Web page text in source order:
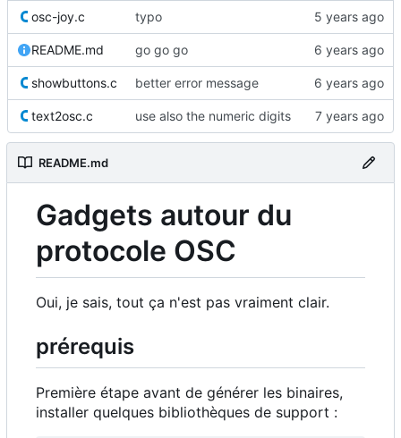
osc-joy.c typo
README.md go go go
showbuttons.c better error message
text2osc.c use also the numeric digits
README.md
Gadgets autour du
protocole OSC
Oui, je sais, tout ça n'est pas vraiment clair.
prérequis
Première étape avant de générer les binaires,
installer quelques bibliothèques de support :